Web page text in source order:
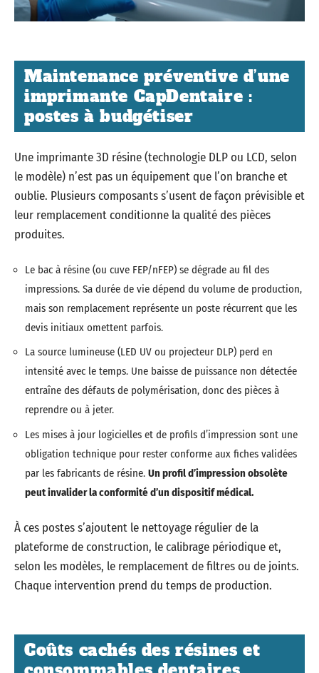
Maintenance préventive d’une
imprimante CapDentaire :
postes à budgétiser
Une imprimante 3D résine (technologie DLP ou LCD, selon
le modèle) n’est pas un équipement que l’on branche et
oublie. Plusieurs composants s’usent de façon prévisible et
leur remplacement conditionne la qualité des pièces
produites.
Le bac à résine (ou cuve FEP/nFEP) se dégrade au fil des
impressions. Sa durée de vie dépend du volume de production,
mais son remplacement représente un poste récurrent que les
devis initiaux omettent parfois.
La source lumineuse (LED UV ou projecteur DLP) perd en
intensité avec le temps. Une baisse de puissance non détectée
entraîne des défauts de polymérisation, donc des pièces à
reprendre ou à jeter.
Les mises à jour logicielles et de profils d’impression sont une
obligation technique pour rester conforme aux fiches validées
par les fabricants de résine. Un profil d’impression obsolète
peut invalider la conformité d’un dispositif médical.
À ces postes s’ajoutent le nettoyage régulier de la
plateforme de construction, le calibrage périodique et,
selon les modèles, le remplacement de filtres ou de joints.
Chaque intervention prend du temps de production.
Coûts cachés des résines et